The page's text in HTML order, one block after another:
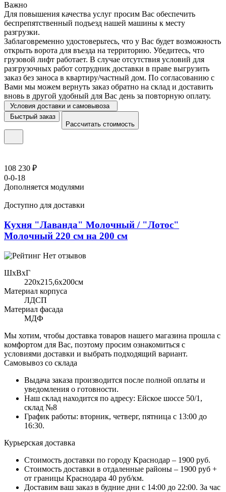
Важно
Для повышения качества услуг просим Вас обеспечить
беспрепятственный подъезд нашей машины к месту
разгрузки.
Заблаговременно удостоверьтесь, что у Вас будет возможность
открыть ворота для въезда на территорию. Убедитесь, что
грузовой лифт работает. В случае отсутствия условий для
разгрузочных работ сотрудник доставки в праве выгрузить
заказ без заноса в квартиру/частный дом. По согласованию с
Вами мы можем вернуть заказ обратно на склад и доставить
вновь в другой удобный для Вас день за повторную оплату.
Условия доставки и самовывоза
Быстрый заказ
Рассчитать стоимость
108 230 ₽
0-0-18
Дополняется модулями
Доступно для доставки
Кухня "Лаванда" Молочный / "Лотос"
Молочный 220 см на 200 см
Нет отзывов
ШхВхГ
220x215,6х200см
Материал корпуса
ЛДСП
Материал фасада
МДФ
Мы хотим, чтобы доставка товаров нашего магазина прошла с
комфортом для Вас, поэтому просим ознакомиться с
условиями доставки и выбрать подходящий вариант.
Самовывоз со склада
Выдача заказа производится после полной оплаты и
уведомления о готовности.
Наш склад находится по адресу: Ейское шоссе 50/1,
склад №8
График работы: вторник, четверг, пятница с 13:00 до
16:30.
Курьерская доставка
Стоимость доставки по городу Краснодар – 1900 руб.
Стоимость доставки в отдаленные районы – 1900 руб +
от границы Краснодара 40 руб/км.
Доставим ваш заказ в будние дни с 14:00 до 22:00. За час